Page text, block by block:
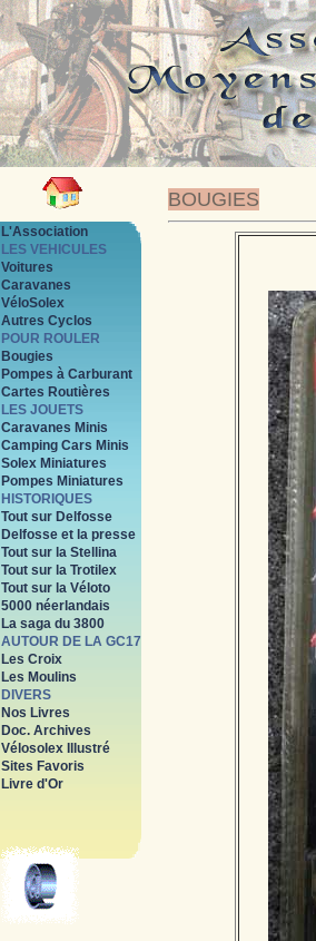
BOUGIES
L'Association
LES VEHICULES
Voitures
Caravanes
VéloSolex
Autres Cyclos
POUR ROULER
Bougies
Pompes à Carburant
Cartes Routières
LES JOUETS
Caravanes Minis
Camping Cars Minis
Solex Miniatures
Pompes Miniatures
HISTORIQUES
Tout sur Delfosse
Delfosse et la presse
Tout sur la Stellina
Tout sur la Trotilex
Tout sur la Véloto
5000 néerlandais
La saga du 3800
AUTOUR DE LA GC17
Les Croix
Les Moulins
DIVERS
Nos Livres
Doc. Archives
Vélosolex Illustré
Sites Favoris
Livre d'Or